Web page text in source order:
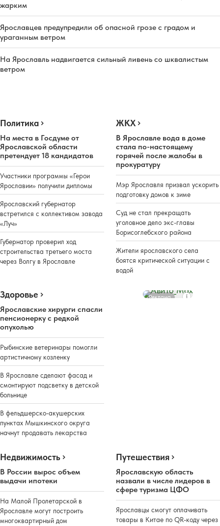
жарким
Ярославцев предупредили об опасной грозе с градом и
ураганным ветром
На Ярославль надвигается сильный ливень со шквалистым
ветром
Политика
На места в Госдуме от
Ярославской области
претендует 18 кандидатов
Участники программы «Герои
Ярославии» получили дипломы
Ярославский губернатор
встретился с коллективом завода
«Луч»
Губернатор проверил ход
строительства третьего моста
через Волгу в Ярославле
ЖКХ
В Ярославле вода в доме
стала по-настоящему
горячей после жалобы в
прокуратуру
Мэр Ярославля призвал ускорить
подготовку домов к зиме
Суд не стал прекращать
уголовное дело экс-главы
Борисоглебского района
Жители ярославского села
боятся критической ситуации с
водой
Здоровье
Ярославские хирурги спасли
пенсионерку с редкой
опухолью
Рыбинские ветеринары помогли
артистичному козленку
В Ярославле сделают фасад и
смонтируют подсветку в детской
больнице
В фельдшерско-акушерских
пунктах Мышкинского округа
начнут продавать лекарства
Реклама
Недвижимость
В России вырос объем
выдачи ипотеки
На Малой Пролетарской в
Ярославле могут построить
многоквартирный дом
Путешествия
Ярославскую область
назвали в числе лидеров в
сфере туризма ЦФО
Ярославцы смогут оплачивать
товары в Китае по QR-коду через